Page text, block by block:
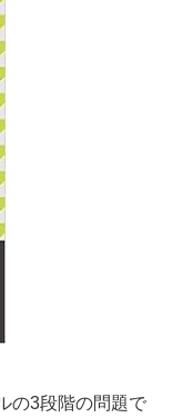
の3段階の問題で